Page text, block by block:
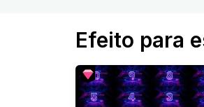
Efeito para